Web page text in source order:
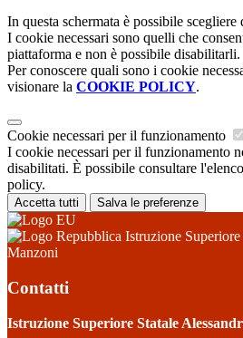
In questa schermata è possibile
I cookie necessari sono quelli che
piattaforma e non è possibile disabilitarli.
Per conoscere quali sono i cookie
visionare la COOKIE POLICY.
Cookie necessari per il funzionamento
I cookie necessari per il funzionamento
disabilitati. È possibile consultare
policy.
Accetta tutti Salva le preferenze
Istruzione
Manzoni
Contatti
Istruzione Superiore Statale